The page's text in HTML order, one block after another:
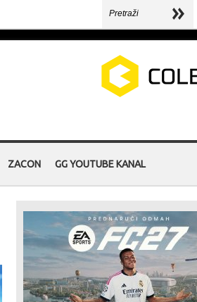
ZACON GG YOUTUBE KANAL